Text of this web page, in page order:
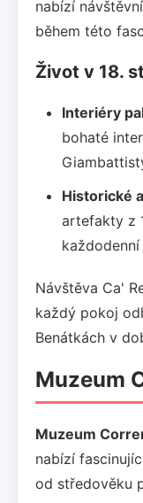
nabízí
během této
Život v 18.
Interiéry
bohaté
Historické
artefakty z
Návštěva Ca'
každý pokoj
Benátkách v
Muzeum
Muzeum
nabízí
od středověku